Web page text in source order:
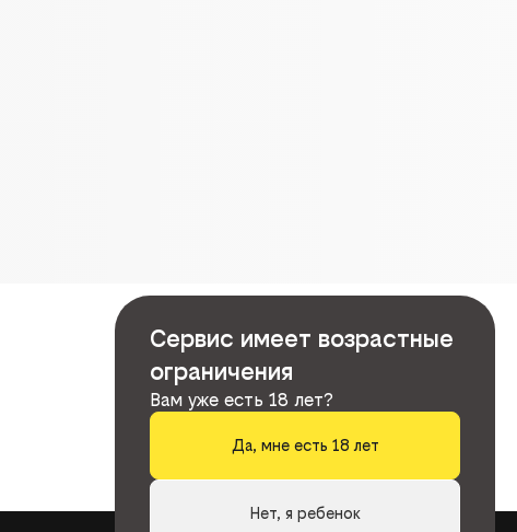
Сервис имеет возрастные
ограничения
Вам уже есть 18 лет?
Да, мне есть 18 лет
Нет, я ребенок